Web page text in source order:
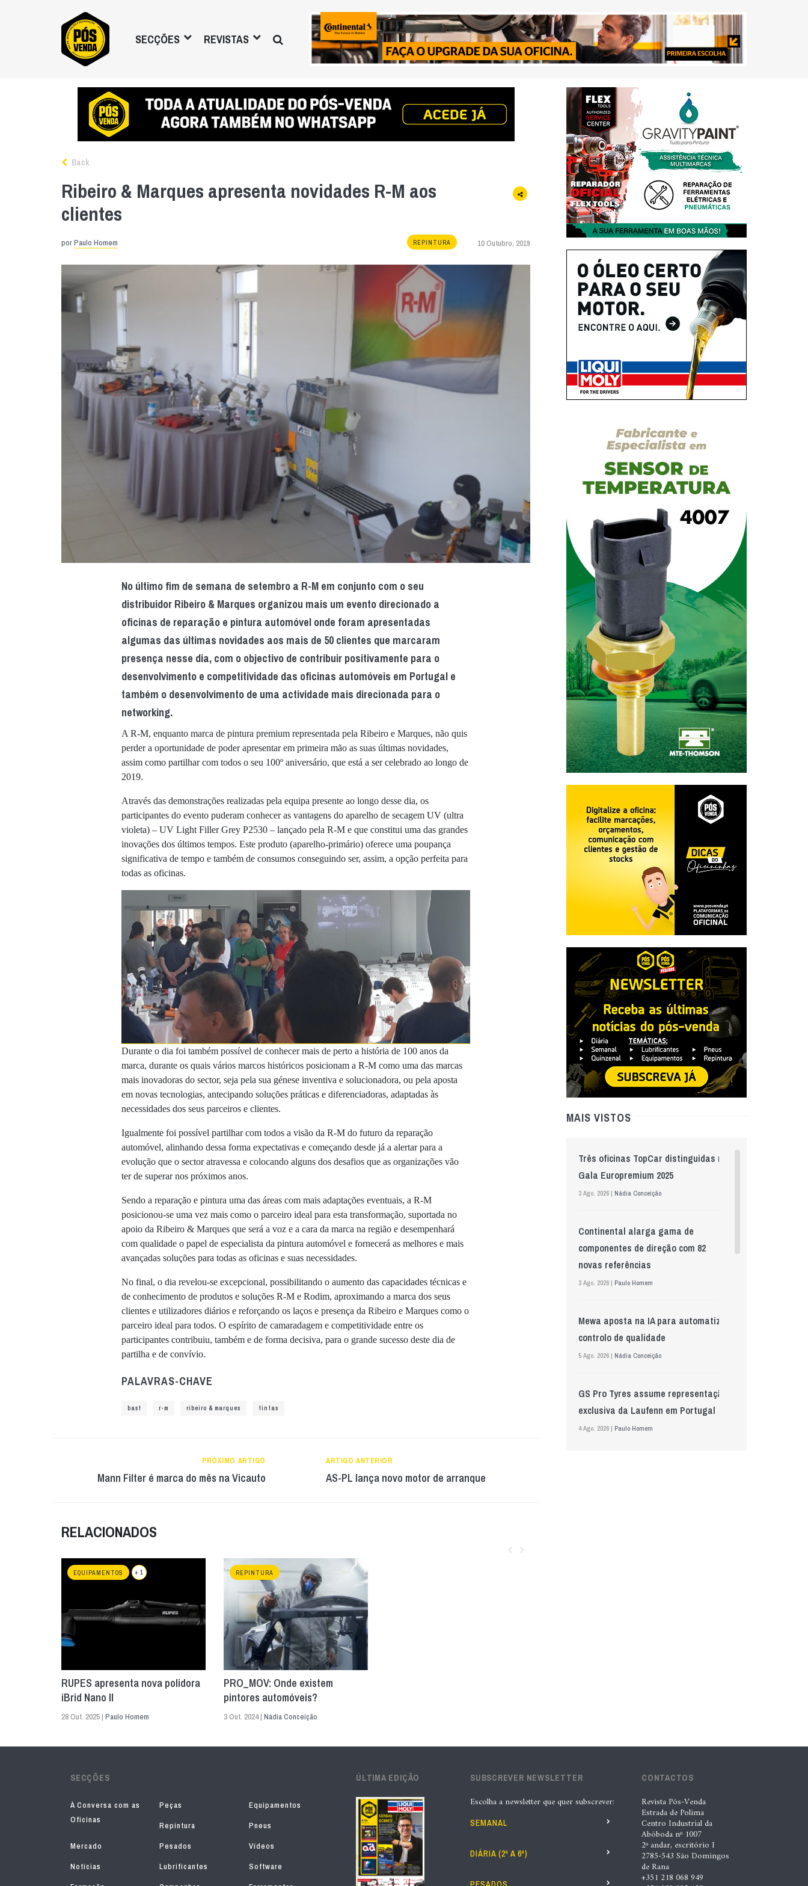
SECÇÕES REVISTAS
Back
Ribeiro & Marques apresenta novidades R-M aos
clientes
porPaulo Homem REPINTURA 10 Outubro, 2019
No último fim de semana de setembro a R-M em conjunto com o seu
distribuidor Ribeiro & Marques organizou mais um evento direcionado a
oficinas de reparação e pintura automóvel onde foram apresentadas
algumas das últimas novidades aos mais de 50 clientes que marcaram
presença nesse dia, com o objectivo de contribuir positivamente para o
desenvolvimento e competitividade das oficinas automóveis em Portugal e
também o desenvolvimento de uma actividade mais direcionada para o
networking.
A R-M, enquanto marca de pintura premium representada pela Ribeiro e Marques, não quis
perder a oportunidade de poder apresentar em primeira mão as suas últimas novidades,
assim como partilhar com todos o seu 100º aniversário, que está a ser celebrado ao longo de
2019.
Através das demonstrações realizadas pela equipa presente ao longo desse dia, os
participantes do evento puderam conhecer as vantagens do aparelho de secagem UV (ultra
violeta) – UV Light Filler Grey P2530 – lançado pela R-M e que constitui uma das grandes
inovações dos últimos tempos. Este produto (aparelho-primário) oferece uma poupança
significativa de tempo e também de consumos conseguindo ser, assim, a opção perfeita para
todas as oficinas.
Durante o dia foi também possível de conhecer mais de perto a história de 100 anos da
marca, durante os quais vários marcos históricos posicionam a R-M como uma das marcas
mais inovadoras do sector, seja pela sua génese inventiva e solucionadora, ou pela aposta
em novas tecnologias, antecipando soluções práticas e diferenciadoras, adaptadas às
necessidades dos seus parceiros e clientes.
Igualmente foi possível partilhar com todos a visão da R-M do futuro da reparação
automóvel, alinhando dessa forma expectativas e começando desde já a alertar para a
evolução que o sector atravessa e colocando alguns dos desafios que as organizações vão
ter de superar nos próximos anos.
Sendo a reparação e pintura uma das áreas com mais adaptações eventuais, a R-M
posicionou-se uma vez mais como o parceiro ideal para esta transformação, suportada no
apoio da Ribeiro & Marques que será a voz e a cara da marca na região e desempenhará
com qualidade o papel de especialista da pintura automóvel e fornecerá as melhores e mais
avançadas soluções para todas as oficinas e suas necessidades.
No final, o dia revelou-se excepcional, possibilitando o aumento das capacidades técnicas e
de conhecimento de produtos e soluções R-M e Rodim, aproximando a marca dos seus
clientes e utilizadores diários e reforçando os laços e presença da Ribeiro e Marques como o
parceiro ideal para todos. O espírito de camaradagem e competitividade entre os
participantes contribuiu, também e de forma decisiva, para o grande sucesso deste dia de
partilha e de convívio.
PALAVRAS-CHAVE
basf r-m ribeiro & marques tintas
PRÓXIMO ARTIGO
Mann Filter é marca do mês na Vicauto
ARTIGO ANTERIOR
AS-PL lança novo motor de arranque
RELACIONADOS
EQUIPAMENTOS + 1
RUPES apresenta nova polidora
iBrid Nano II
28 Out. 2025 | Paulo Homem
REPINTURA
PRO_MOV: Onde existem
pintores automóveis?
3 Out. 2024 | Nádia Conceição
MAIS VISTOS
Três oficinas TopCar distinguidas na
Gala Europremium 2025
3 Ago. 2026 | Nádia Conceição
Continental alarga gama de
componentes de direção com 82
novas referências
3 Ago. 2026 | Paulo Homem
Mewa aposta na IA para automatizar
controlo de qualidade
5 Ago. 2026 | Nádia Conceição
GS Pro Tyres assume representação
exclusiva da Laufenn em Portugal
4 Ago. 2026 | Paulo Homem
B-Parts expande operação para a
Nádia Conceição
SECÇÕES
À Conversa com as
Oficinas
Peças
Equipamentos
Repintura
Pneus
Mercado
Pesados
Vídeos
Notícias
Lubrificantes
Software
ÚLTIMA EDIÇÃO SUBSCREVER NEWSLETTER
Escolha a newsletter que quer subscrever:
SEMANAL
DIÁRIA (2ª A 6ª)
CONTACTOS
Revista Pós-Venda
Estrada de Polima
Centro Industrial da
Abóboda nº 1007
2º andar, escritório I
2785-543 São Domingos
de Rana
+351 218 068 949